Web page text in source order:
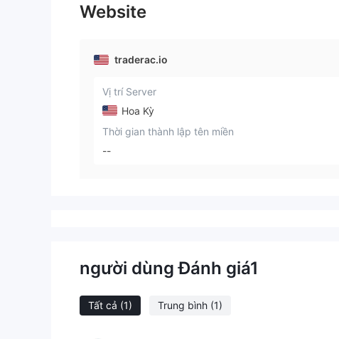
Website
traderac.io
Vị trí Server
Hoa Kỳ
Thời gian thành lập tên miền
--
người dùng Đánh giá1
Tất cả (1) Trung bình (1)